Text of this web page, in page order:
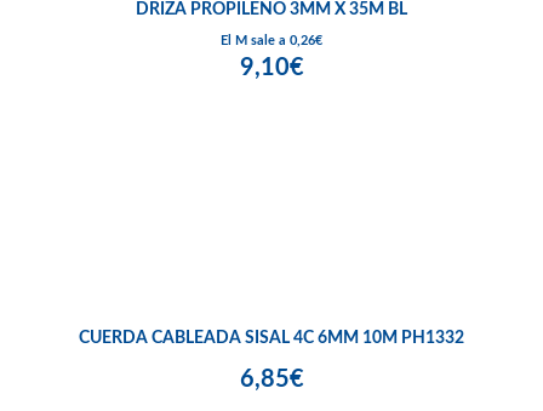
DRIZA PROPILENO 3MM X 35M BL
El M sale a 0,26€
9,10€
CUERDA CABLEADA SISAL 4C 6MM 10M PH1332
6,85€